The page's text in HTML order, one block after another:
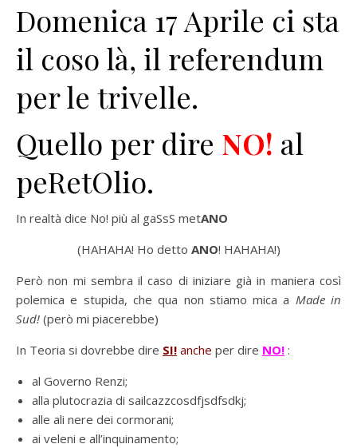
Domenica 17 Aprile ci sta
il coso là, il referendum
per le trivelle.
Quello per dire NO! al
peRetOlio.
In realtà dice No! più al gaSsS metANO
(HAHAHA! Ho detto ANO! HAHAHA!)
Però non mi sembra il caso di iniziare già in maniera così
polemica e stupida, che qua non stiamo mica a Made in
Sud! (però mi piacerebbe)
In Teoria si dovrebbe dire SI! anche per dire NO! :
al Governo Renzi;
alla plutocrazia di sailcazzcosdfjsdfsdkj;
alle ali nere dei cormorani;
ai veleni e all’inquinamento;